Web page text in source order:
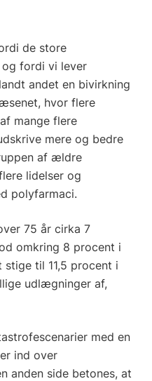
de store
og fordi vi lever
andet en bivirkning
hvor flere
mange flere
mere og bedre
af ældre
lidelser og
polyfarmaci.
75 år cirka 7
omkring 8 procent i
til 11,5 procent i
udlægninger af,
med en
ind over
anden side betones, at